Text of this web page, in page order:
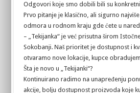
Odgovori koje smo dobili bili su
Prvo pitanje je klasično, ali sigurno
odmora u rodnom kraju gde ćete u
– „Tekijanka“ je već prisutna širom
Sokobanji. Naš prioritet je dostupnost i
otvaramo nove lokacije, kupce
Šta je novo u „Tekijanki“?
Kontinuirano radimo na unapređenju
akcije, bolju dostupnost proizvoda koje